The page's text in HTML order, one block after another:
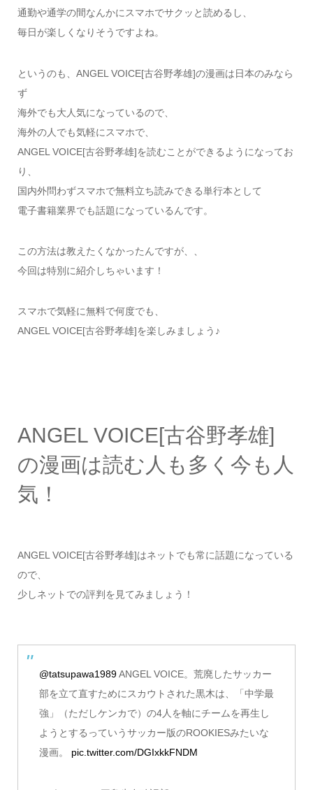
通勤や通学の間なんかにスマホでサクッと読めるし、
毎日が楽しくなりそうですよね。
というのも、ANGEL VOICE[古谷野孝雄]の漫画は日本のみなら
ず
海外でも大人気になっているので、
海外の人でも気軽にスマホで、
ANGEL VOICE[古谷野孝雄]を読むことができるようになってお
り、
国内外問わずスマホで無料立ち読みできる単行本として
電子書籍業界でも話題になっているんです。
この方法は教えたくなかったんですが、、
今回は特別に紹介しちゃいます！
スマホで気軽に無料で何度でも、
ANGEL VOICE[古谷野孝雄]を楽しみましょう♪
ANGEL VOICE[古谷野孝雄]
の漫画は読む人も多く今も人
気！
ANGEL VOICE[古谷野孝雄]はネットでも常に話題になっている
ので、
少しネットでの評判を見てみましょう！
@tatsupawa1989ANGEL VOICE。荒廃したサッカー
部を立て直すためにスカウトされた黒木は、「中学最
強」（ただしケンカで）の4人を軸にチームを再生し
ようとするっていうサッカー版のROOKIESみたいな
漫画。 pic.twitter.com/DGIxkkFNDM